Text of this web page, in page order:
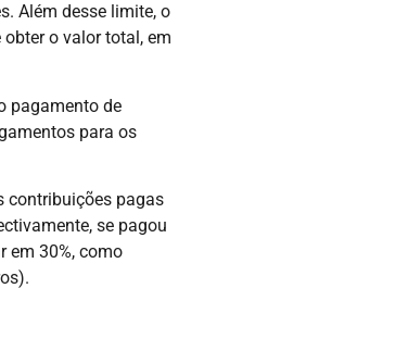
Além desse limite, o
o valor total, em
pagamento de
para os
contribuições pagas
se pagou
em 30%, como